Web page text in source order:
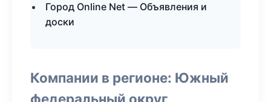
Город Online Net — Объявления и
доски
Компании в регионе: Южный
федеральный округ